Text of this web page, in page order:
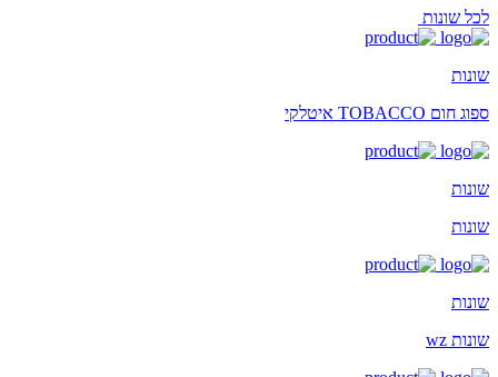
לכל שונות
שונות
ספוג חום TOBACCO איטלקי
שונות
שונות
שונות
שונות wz